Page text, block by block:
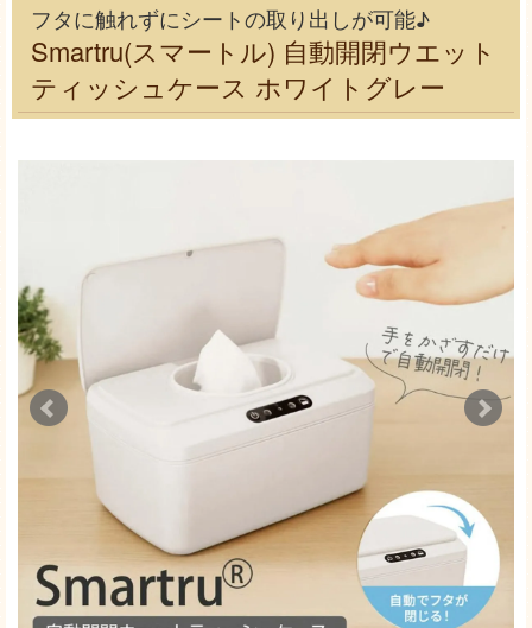
フタに触れずにシートの取り出しが可能♪
Smartru(スマートル) 自動開閉ウエット
ティッシュケース ホワイトグレー